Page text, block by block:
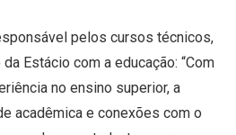
pelos cursos técnicos,
Estácio com a educação: “Com
no ensino superior, a
acadêmica e conexões com o